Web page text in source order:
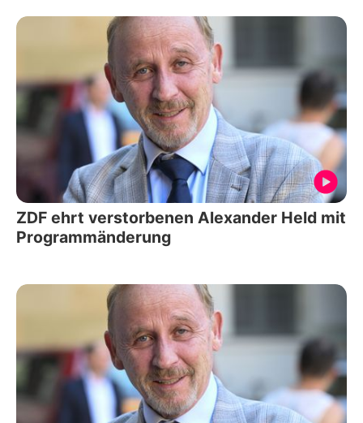
ZDF ehrt verstorbenen Alexander Held mit
Programmänderung